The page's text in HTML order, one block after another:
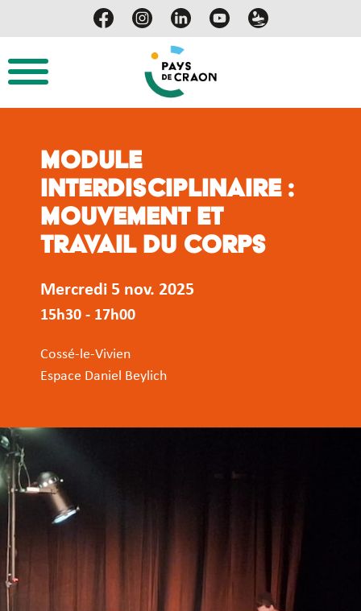
Module
interdisciplinaire :
Mouvement et
travail du corps
Mercredi 5 nov. 2025
15h30 - 17h00
Cossé-le-Vivien
Espace Daniel Beylich